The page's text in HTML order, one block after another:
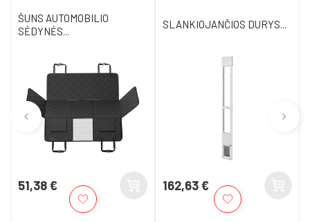
ŠUNS AUTOMOBILIO
SĖDYNĖS...
Kaina
51,38 €
SLANKIOJANČIOS DURYS...
Kaina
162,63 €